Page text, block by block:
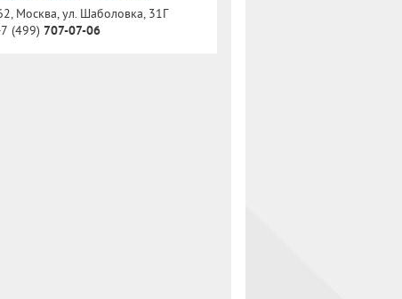
Москва, ул. Шаболовка, 31Г
(499) 707-07-06